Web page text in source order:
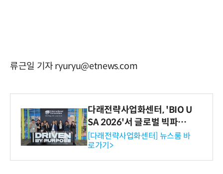
류근일 기자 ryuryu@etnews.com
다래전략사업화센터, 'BIO U
SA 2026'서 글로벌 빅파마
와의 비즈니스 미팅 지원…K
-바이오 해외 진출 교두보 확
보
[다래전략사업화센터] 뉴스룸 바
로가기>